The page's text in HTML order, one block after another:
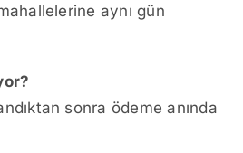
aynı gün
sonra ödeme anında